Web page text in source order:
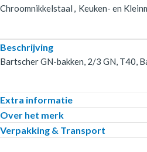
Chroomnikkelstaal
Keuken- en
Beschrijving
Bartscher GN-bakken, 2/3 GN, T40,
Extra informatie
Over het merk
Verpakking & Transport